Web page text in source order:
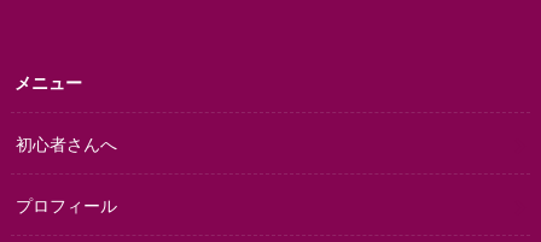
メニュー
初心者さんへ
プロフィール